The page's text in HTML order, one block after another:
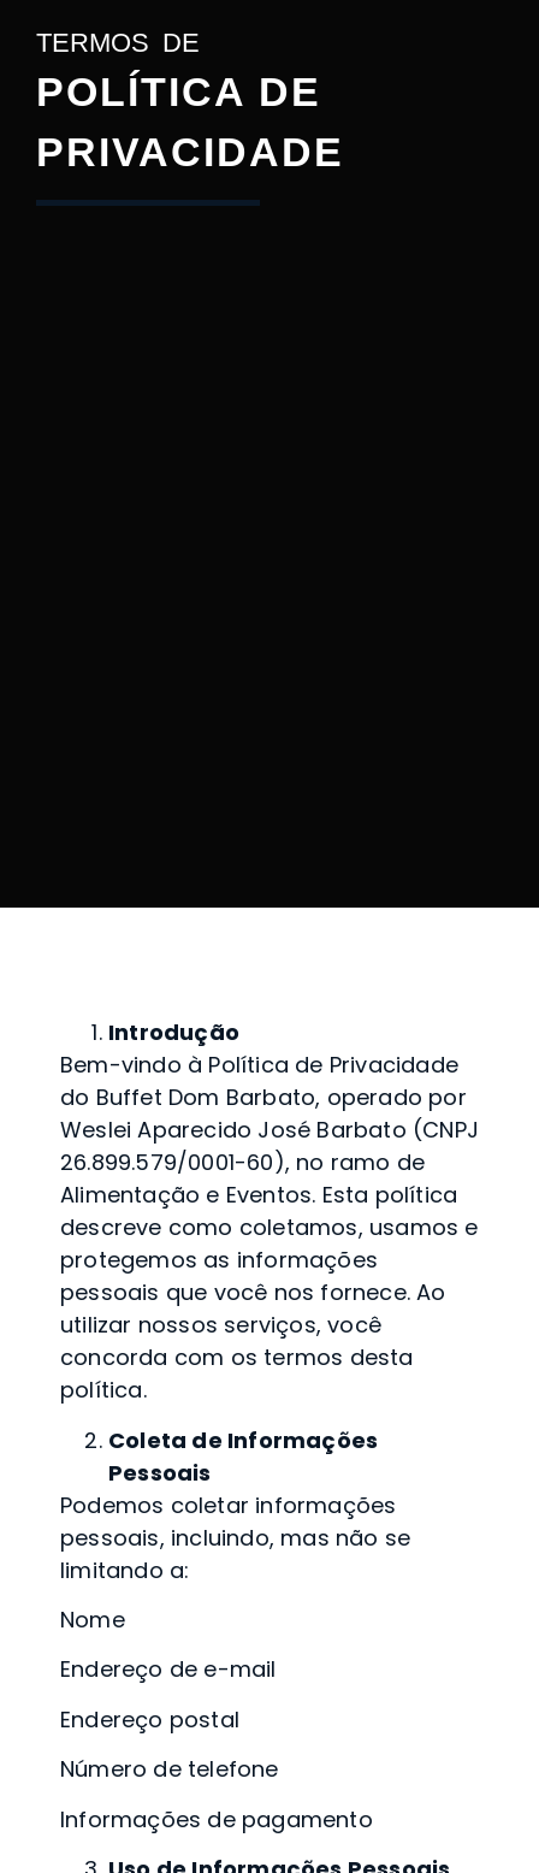
TERMOS DE
POLÍTICA DE
PRIVACIDADE
Introdução
Bem-vindo à Política de Privacidade
do Buffet Dom Barbato, operado por
Weslei Aparecido José Barbato (CNPJ
26.899.579/0001-60), no ramo de
Alimentação e Eventos. Esta política
descreve como coletamos, usamos e
protegemos as informações
pessoais que você nos fornece. Ao
utilizar nossos serviços, você
concorda com os termos desta
política.
Coleta de Informações
Pessoais
Podemos coletar informações
pessoais, incluindo, mas não se
limitando a:
Nome
Endereço de e-mail
Endereço postal
Número de telefone
Informações de pagamento